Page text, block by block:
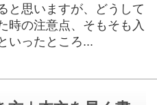
と思いますが、どうして
時の注意点、そもそも入
いったところ...